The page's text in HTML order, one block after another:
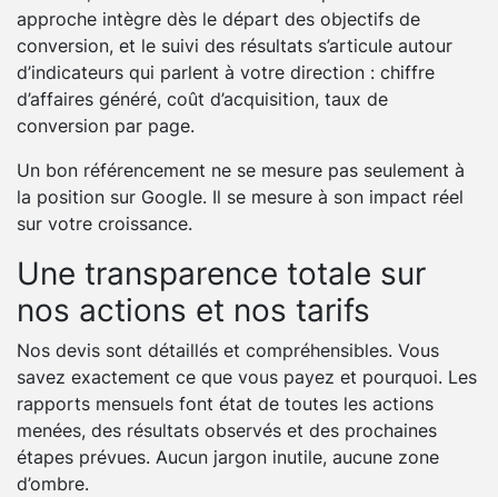
approche intègre dès le départ des objectifs de
conversion, et le suivi des résultats s’articule autour
d’indicateurs qui parlent à votre direction : chiffre
d’affaires généré, coût d’acquisition, taux de
conversion par page.
Un bon référencement ne se mesure pas seulement à
la position sur Google. Il se mesure à son impact réel
sur votre croissance.
Une transparence totale sur
nos actions et nos tarifs
Nos devis sont détaillés et compréhensibles. Vous
savez exactement ce que vous payez et pourquoi. Les
rapports mensuels font état de toutes les actions
menées, des résultats observés et des prochaines
étapes prévues. Aucun jargon inutile, aucune zone
d’ombre.